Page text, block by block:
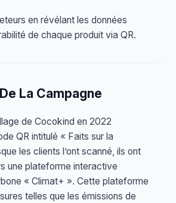
en révélant les données
de chaque produit via QR.
La Campagne
de Cocokind en 2022
QR intitulé « Faits sur la
les clients l’ont scanné, ils ont
une plateforme interactive
« Climat+ ». Cette plateforme
telles que les émissions de